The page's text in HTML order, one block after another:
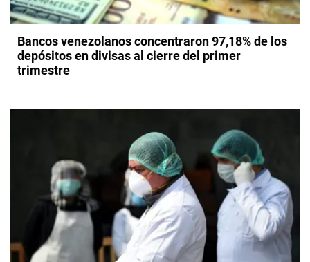
Bancos venezolanos concentraron 97,18% de los
depósitos en divisas al cierre del primer
trimestre